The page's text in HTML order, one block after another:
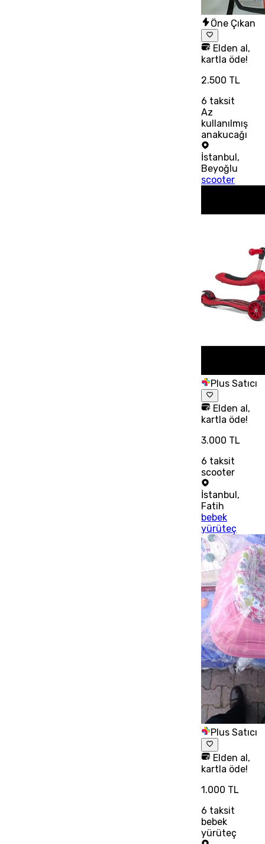
Öne Çıkan
Elden al,
kartla öde!
2.500 TL
6 taksit
Az
kullanılmış
anakucağı
İstanbul,
Beyoğlu
scooter
Plus Satıcı
Elden al,
kartla öde!
3.000 TL
6 taksit
scooter
İstanbul ,
Fatih
bebek
yürüteç
Plus Satıcı
Elden al,
kartla öde!
1.000 TL
6 taksit
bebek
yürüteç